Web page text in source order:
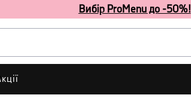
Вибір ProMenu до -50%!